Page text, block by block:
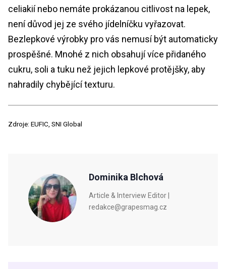
celiakií nebo nemáte prokázanou citlivost na lepek,
není důvod jej ze svého jídelníčku vyřazovat.
Bezlepkové výrobky pro vás nemusí být automaticky
prospěšné. Mnohé z nich obsahují více přidaného
cukru, soli a tuku než jejich lepkové protějšky, aby
nahradily chybějící texturu.
Zdroje: EUFIC, SNI Global
Dominika Blchová
Article & Interview Editor |
redakce@grapesmag.cz